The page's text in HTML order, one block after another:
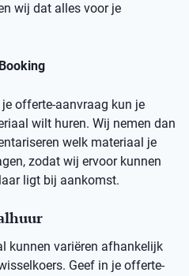
wij dat alles voor je
offerte-aanvraag kun je
wilt huren. Wij nemen dan
welk materiaal je
zodat wij ervoor kunnen
ligt bij aankomst.
kunnen variëren afhankelijk
Geef in je offerte-